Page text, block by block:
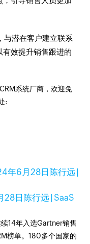
与潜在客户建立联系
效提升销售跟进的
系统厂商，欢迎免
:
年6月28日 陈行远 |
28日 陈行远 | SaaS
14年入选Gartner销售
榜单。180多个国家的